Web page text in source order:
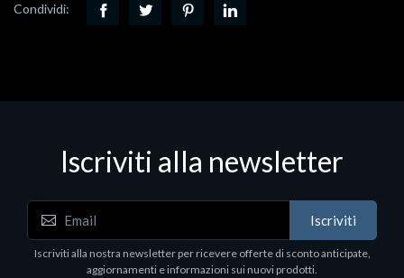
Condividi:
Iscriviti alla newsletter
Iscriviti
Iscriviti alla nostra newsletter per ricevere offerte di sconto anticipate,
aggiornamenti e informazioni sui nuovi prodotti.